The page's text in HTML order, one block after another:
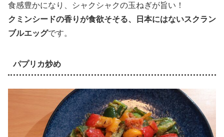
食感豊かになり、シャクシャクの玉ねぎが旨い！
クミンシードの香りが食欲そそる、日本にはないスクラン
ブルエッグです。
パプリカ炒め